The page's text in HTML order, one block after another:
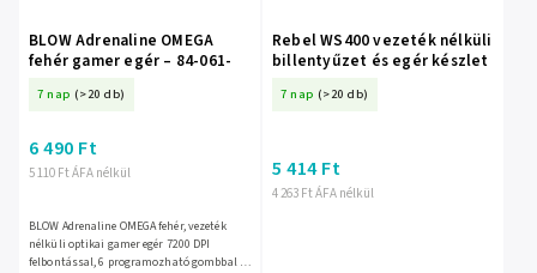
BLOW Adrenaline OMEGA
fehér gamer egér – 84-061-
7 nap (>20 db)
5 110 Ft ÁFA nélkül
6 490 Ft
BLOW Adrenaline OMEGA fehér, vezeték
nélküli optikai gamer egér 7200 DPI
felbontással, 6 programozható gombbal és
Rebel WS400 vezeték nélküli
billentyűzet és egér készlet
7 nap (>20 db)
4 263 Ft ÁFA nélkül
5 414 Ft